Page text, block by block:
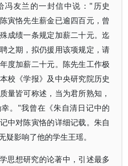
冯友兰的一封信中说："历史
寅恪先生薪金已逾四百元，曾
成绩一条规定加薪二十元。迄
之期，拟仍援用该项规定，请
度加薪二十元。陈先生工作极
校《学报》及中央研究院历史
量皆可称述，当为君所熟知，
。"我曾在《朱自清日记中的
中对陈寅恪的详细记载。朱自
疑影响了他的学生王瑶。
思想研究的论著中，引述最多